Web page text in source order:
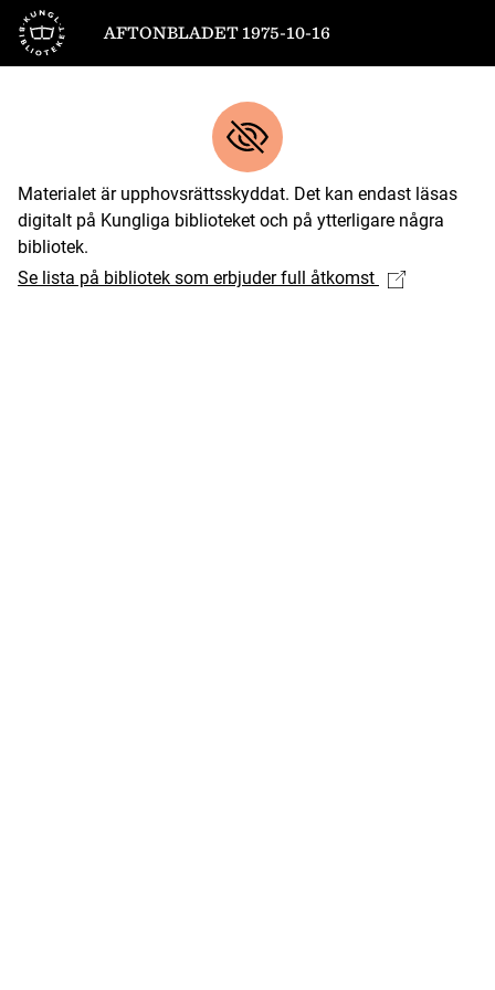
Till startsidan
AFTONBLADET 1975-10-16
Materialet är upphovsrättsskyddat. Det kan endast läsas
digitalt på Kungliga biblioteket och på ytterligare några
bibliotek.
Se lista på bibliotek som erbjuder full åtkomst